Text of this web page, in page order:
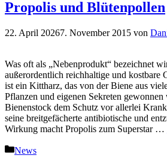
Propolis und Blütenpollen
22. April 20267. November 2015 von
Was oft als „Nebenprodukt“ bezeichnet
außerordentlich reichhaltige und kostbare
ist ein Kittharz, das von der Biene aus
Pflanzen und eigenen Sekreten
Bienenstock dem Schutz vor allerlei
seine breitgefächerte antibiotische und
Wirkung macht Propolis zum Superstar …
Kategorien
News